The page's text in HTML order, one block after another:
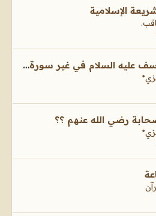
الإسلامية
أين ورد اسم يوسف عليه السلام في غير سورة يوسف؟
رضي الله عنهم ؟؟